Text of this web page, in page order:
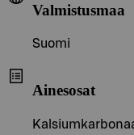
Valmistusmaa
Suomi
Ainesosat